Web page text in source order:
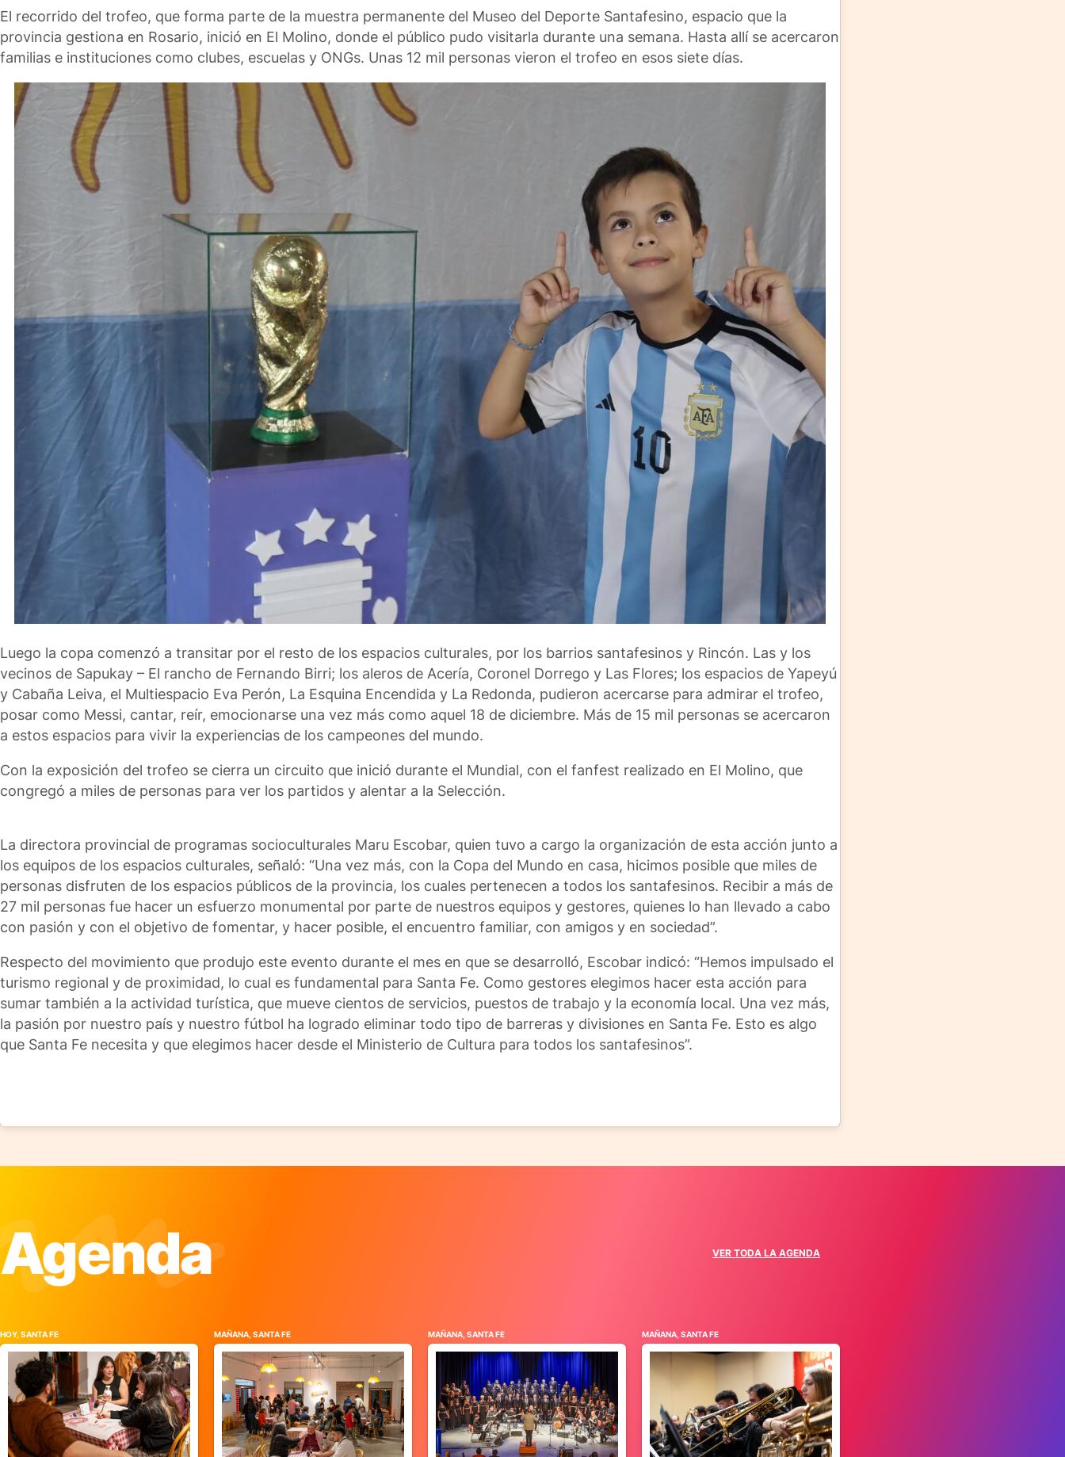
El recorrido del trofeo, que forma parte de la muestra permanente del Museo del Deporte Santafesino, espacio que la
provincia gestiona en Rosario, inició en El Molino, donde el público pudo visitarla durante una semana. Hasta allí se acercaron
familias e instituciones como clubes, escuelas y ONGs. Unas 12 mil personas vieron el trofeo en esos siete días.
Luego la copa comenzó a transitar por el resto de los espacios culturales, por los barrios santafesinos y Rincón. Las y los
vecinos de Sapukay – El rancho de Fernando Birri; los aleros de Acería, Coronel Dorrego y Las Flores; los espacios de Yapeyú
y Cabaña Leiva, el Multiespacio Eva Perón, La Esquina Encendida y La Redonda, pudieron acercarse para admirar el trofeo,
posar como Messi, cantar, reír, emocionarse una vez más como aquel 18 de diciembre. Más de 15 mil personas se acercaron
a estos espacios para vivir la experiencias de los campeones del mundo.
Con la exposición del trofeo se cierra un circuito que inició durante el Mundial, con el fanfest realizado en El Molino, que
congregó a miles de personas para ver los partidos y alentar a la Selección.
La directora provincial de programas socioculturales Maru Escobar, quien tuvo a cargo la organización de esta acción junto a
los equipos de los espacios culturales, señaló: “Una vez más, con la Copa del Mundo en casa, hicimos posible que miles de
personas disfruten de los espacios públicos de la provincia, los cuales pertenecen a todos los santafesinos. Recibir a más de
27 mil personas fue hacer un esfuerzo monumental por parte de nuestros equipos y gestores, quienes lo han llevado a cabo
con pasión y con el objetivo de fomentar, y hacer posible, el encuentro familiar, con amigos y en sociedad”.
Respecto del movimiento que produjo este evento durante el mes en que se desarrolló, Escobar indicó: “Hemos impulsado el
turismo regional y de proximidad, lo cual es fundamental para Santa Fe. Como gestores elegimos hacer esta acción para
sumar también a la actividad turística, que mueve cientos de servicios, puestos de trabajo y la economía local. Una vez más,
la pasión por nuestro país y nuestro fútbol ha logrado eliminar todo tipo de barreras y divisiones en Santa Fe. Esto es algo
que Santa Fe necesita y que elegimos hacer desde el Ministerio de Cultura para todos los santafesinos”.
Agenda VER TODA LA AGENDA
HOY, SANTA FE MAÑANA, SANTA FE MAÑANA, SANTA FE MAÑANA, SANTA FE